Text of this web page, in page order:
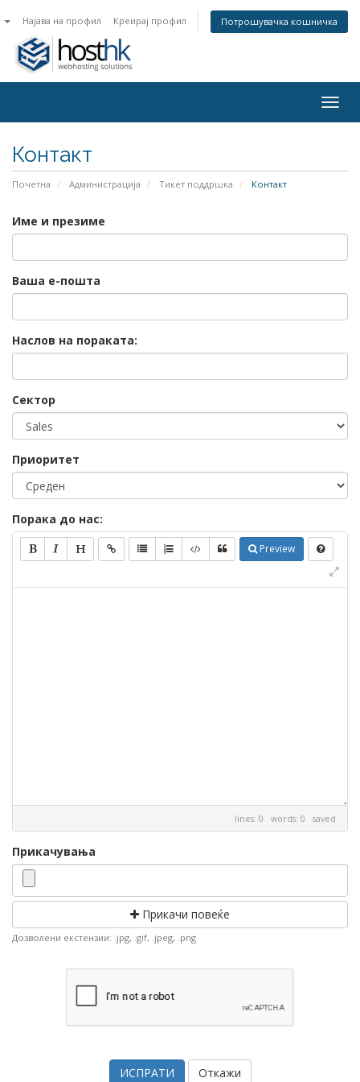
Најава на профил Креирај профил Потрошувачка кошничка
Контакт
Почетна Администрација Тикет поддршка Контакт
Име и презиме
Ваша е-пошта
Наслов на пораката:
Сектор
Приоритет
Порака до нас:
Preview
lines: 0 words: 0 saved
Прикачувања
Прикачи повеќе
Дозволени екстензии: .jpg, .gif, .jpeg, .png
Откажи